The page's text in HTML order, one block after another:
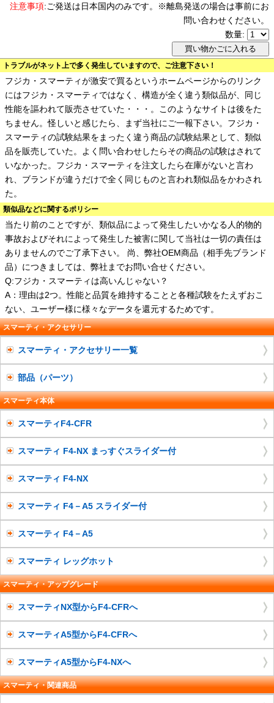
注意事項:ご発送は日本国内のみです。※離島発送の場合は事前にお
問い合わせください。
数量:
トラブルがネット上で多く発生していますので、ご注意下さい！
フジカ・スマーティが激安で買るというホームページからのリンク
にはフジカ・スマーティではなく、構造が全く違う類似品が、同じ
性能を謳われて販売させていた・・・。このようなサイトは後をた
ちません。怪しいと感じたら、まず当社にご一報下さい。フジカ・
スマーティの試験結果をまったく違う商品の試験結果として、類似
品を販売していた。よく問い合わせしたらその商品の試験はされて
いなかった。フジカ・スマーティを注文したら在庫がないと言わ
れ、ブランドが違うだけで全く同じものと言われ類似品をかわされ
た。
類似品などに関するポリシー
当たり前のことですが、類似品によって発生したいかなる人的物的
事故およびそれによって発生した被害に関して当社は一切の責任は
ありませんのでご了承下さい。 尚、弊社OEM商品（相手先ブランド
品）につきましては、弊社までお問い合せください。
Q:フジカ・スマーティは高いんじゃない？
A：理由は2つ。性能と品質を維持することと各種試験をたえずおこ
ない、ユーザー様に様々なデータを還元するためです。
スマーティ・アクセサリー
スマーティ・アクセサリー一覧
部品（パーツ）
スマーティ本体
スマーティF4-CFR
スマーティ F4-NX まっすぐスライダー付
スマーティ F4-NX
スマーティ F4－A5 スライダー付
スマーティ F4－A5
スマーティ レッグホット
スマーティ・アップグレード
スマーティNX型からF4-CFRへ
スマーティA5型からF4-CFRへ
スマーティA5型からF4-NXへ
スマーティ・関連商品